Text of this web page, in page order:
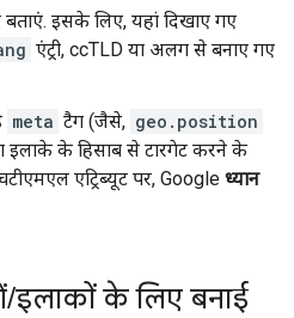
इसके लिए, यहां दिखाए गए
एंट्री, ccTLD या अलग से बनाए गए
meta टैग (जैसे, geo.position
इलाके के हिसाब से टारगेट करने के
एट्रिब्यूट पर, Google ध्यान
/इलाकों के लिए बनाई